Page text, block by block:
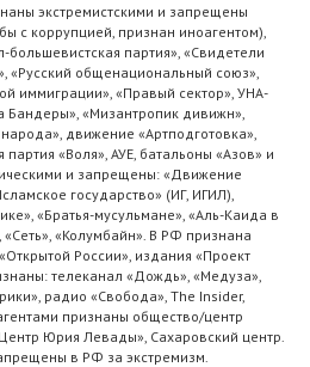
экстремистскими и запрещены
с коррупцией, признан иноагентом),
партия», «Свидетели
«Русский общенациональный союз»,
иммиграции», «Правый сектор», УНА-
Бандеры», «Мизантропик дивижн»,
движение «Артподготовка»,
«Воля», АУЕ, батальоны «Азов» и
и запрещены: «Движение
государство» (ИГ, ИГИЛ),
«Братья-мусульмане», «Аль-Каида в
«Колумбайн». В РФ признана
России», издания «Проект
телеканал «Дождь», «Медуза»,
радио «Свобода», The Insider,
признаны общество/центр
Юрия Левады», Сахаровский центр.
в РФ за экстремизм.